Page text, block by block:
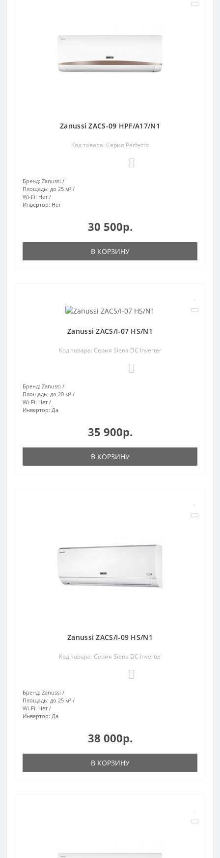
Zanussi ZACS-09 HPF/A17/N1
Код товара: Серия Perfecto
Бренд: Zanussi
Площадь: до 25 м²
Wi-Fi: Нет
Инвертор: Нет
30 500р.
В КОРЗИНУ
Zanussi ZACS/I-07 HS/N1
Код товара: Серия Siena DC Inverter
Бренд: Zanussi
Площадь: до 20 м²
Wi-Fi: Нет
Инвертор: Да
35 900р.
В КОРЗИНУ
Zanussi ZACS/I-09 HS/N1
Код товара: Серия Siena DC Inverter
Бренд: Zanussi
Площадь: до 25 м²
Wi-Fi: Нет
Инвертор: Да
38 000р.
В КОРЗИНУ